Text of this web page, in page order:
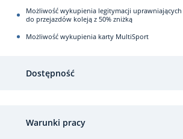
Możliwość wykupienia legitymacji uprawniających
do przejazdów koleją z 50% zniżką
Możliwość wykupienia karty MultiSport
Dostępność
Warunki pracy